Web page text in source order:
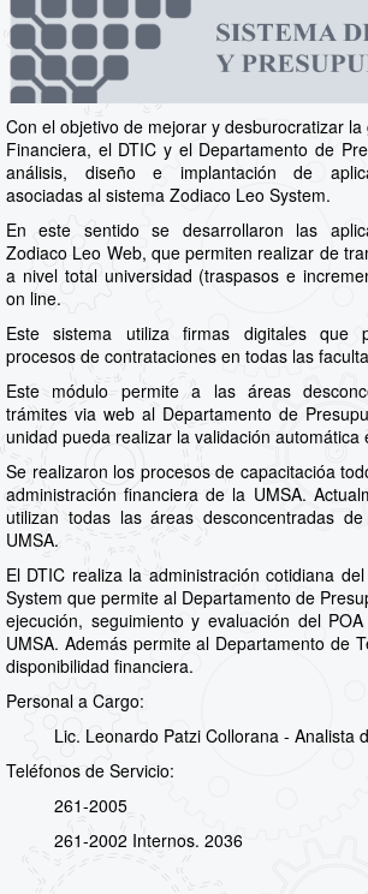
Con el objetivo de mejorar y desburocratizar
Financiera, el DTIC y el Departamento de
análisis, diseño e implantación de
asociadas al sistema Zodiaco Leo System.
En este sentido se desarrollaron las
Zodiaco Leo Web, que permiten realizar de
a nivel total universidad (traspasos e
on line.
Este sistema utiliza firmas digitales que
procesos de contrataciones en todas las
Este módulo permite a las áreas
trámites via web al Departamento de
unidad pueda realizar la validación automática
Se realizaron los procesos de capacitacióa
administración financiera de la UMSA.
utilizan todas las áreas desconcentradas
UMSA.
El DTIC realiza la administración cotidiana
System que permite al Departamento de
ejecución, seguimiento y evaluación del
UMSA. Además permite al Departamento de
disponibilidad financiera.
Personal a Cargo:
Lic. Leonardo Patzi Collorana - Analista
Teléfonos de Servicio:
261-2005
261-2002 Internos. 2036